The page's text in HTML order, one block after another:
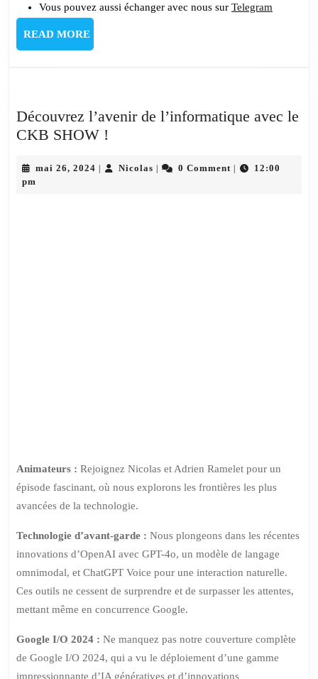
Vous pouvez aussi échanger avec nous sur Telegram
READ MOREREAD
MORE
Découvrez l’avenir de l’informatique avec le
CKB SHOW !
de
mai 26, 2024 mai
| NicolasNicolas
| 0 Comment |
12:00
pm
Animateurs : Rejoignez Nicolas et Adrien Ramelet pour un
épisode fascinant, où nous explorons les frontières les plus
avancées de la technologie.
Technologie d’avant-garde : Nous plongeons dans les récentes
innovations d’OpenAI avec GPT-4o, un modèle de langage
omnimodal, et ChatGPT Voice pour une interaction naturelle.
Ces outils ne cessent de surprendre et de surpasser les attentes,
mettant même en concurrence Google.
Google I/O 2024 : Ne manquez pas notre couverture complète
de Google I/O 2024, qui a vu le déploiement d’une gamme
impressionnante d’IA génératives et d’innovations